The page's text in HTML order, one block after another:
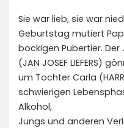
Sie war lieb, sie war
Geburtstag mutiert
bockigen Pubertier.
(JAN JOSEF LIEFERS)
um Tochter Carla
schwierigen
Alkohol,
Jungs und anderen